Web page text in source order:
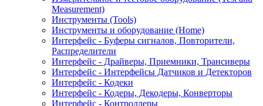
Интерфейс
Интерфейсы
Датчиков и
Детекторов
Интерфейс
- Кодеки
Интерфейс
- Кодеры,
Декодеры,
Интерфейс
-
Контроллеры
Measurement)
Инструменты (Tools)
Инструменты и оборудование (Home)
Интерфейс - Буферы сигналов, Повторители,
Распределители
Интерфейс - Драйверы, Приемники, Трансиверы
Интерфейс - Интерфейсы Датчиков и Детекторов
Интерфейс - Кодеки
Интерфейс - Кодеры, Декодеры, Конверторы
Интерфейс - Контроллеры